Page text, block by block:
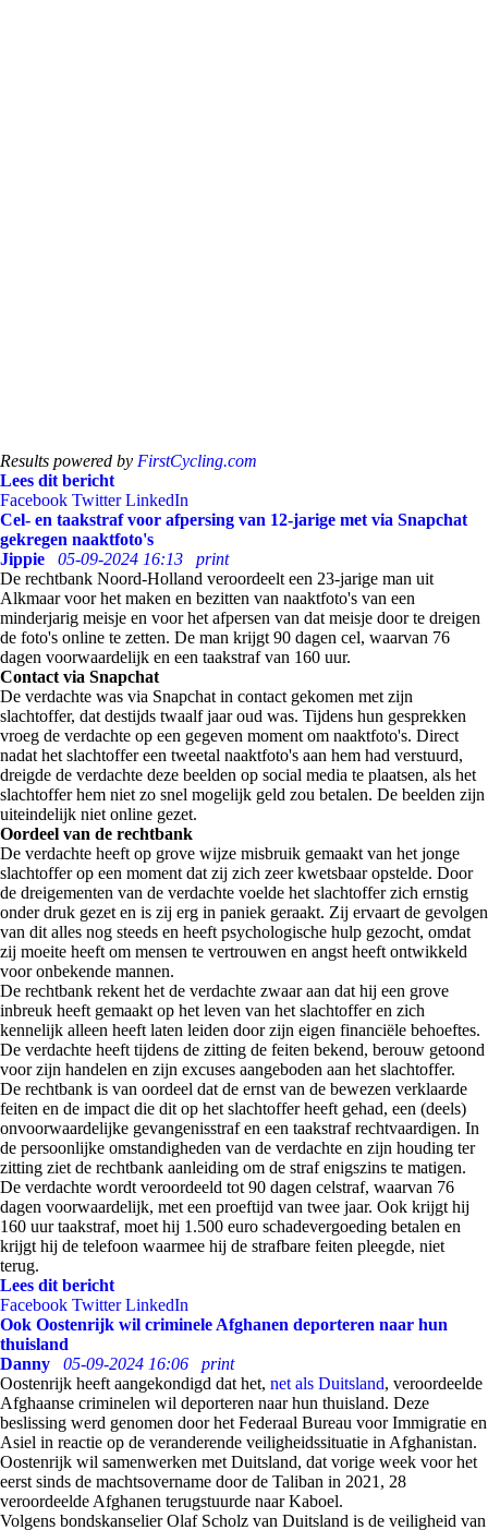
Results powered by FirstCycling.com
Lees dit bericht
Facebook Twitter LinkedIn
Cel- en taakstraf voor afpersing van 12-jarige met via Snapchat
gekregen naaktfoto's
Jippie
05-09-2024 16:13
print
De rechtbank Noord-Holland veroordeelt een 23-jarige man uit
Alkmaar voor het maken en bezitten van naaktfoto's van een
minderjarig meisje en voor het afpersen van dat meisje door te dreigen
de foto's online te zetten. De man krijgt 90 dagen cel, waarvan 76
dagen voorwaardelijk en een taakstraf van 160 uur.
Contact via Snapchat
De verdachte was via Snapchat in contact gekomen met zijn
slachtoffer, dat destijds twaalf jaar oud was. Tijdens hun gesprekken
vroeg de verdachte op een gegeven moment om naaktfoto's. Direct
nadat het slachtoffer een tweetal naaktfoto's aan hem had verstuurd,
dreigde de verdachte deze beelden op social media te plaatsen, als het
slachtoffer hem niet zo snel mogelijk geld zou betalen. De beelden zijn
uiteindelijk niet online gezet.
Oordeel van de rechtbank
De verdachte heeft op grove wijze misbruik gemaakt van het jonge
slachtoffer op een moment dat zij zich zeer kwetsbaar opstelde. Door
de dreigementen van de verdachte voelde het slachtoffer zich ernstig
onder druk gezet en is zij erg in paniek geraakt. Zij ervaart de gevolgen
van dit alles nog steeds en heeft psychologische hulp gezocht, omdat
zij moeite heeft om mensen te vertrouwen en angst heeft ontwikkeld
voor onbekende mannen.
De rechtbank rekent het de verdachte zwaar aan dat hij een grove
inbreuk heeft gemaakt op het leven van het slachtoffer en zich
kennelijk alleen heeft laten leiden door zijn eigen financiële behoeftes.
De verdachte heeft tijdens de zitting de feiten bekend, berouw getoond
voor zijn handelen en zijn excuses aangeboden aan het slachtoffer.
De rechtbank is van oordeel dat de ernst van de bewezen verklaarde
feiten en de impact die dit op het slachtoffer heeft gehad, een (deels)
onvoorwaardelijke gevangenisstraf en een taakstraf rechtvaardigen. In
de persoonlijke omstandigheden van de verdachte en zijn houding ter
zitting ziet de rechtbank aanleiding om de straf enigszins te matigen.
De verdachte wordt veroordeeld tot 90 dagen celstraf, waarvan 76
dagen voorwaardelijk, met een proeftijd van twee jaar. Ook krijgt hij
160 uur taakstraf, moet hij 1.500 euro schadevergoeding betalen en
krijgt hij de telefoon waarmee hij de strafbare feiten pleegde, niet
terug.
Lees dit bericht
Facebook Twitter LinkedIn
Ook Oostenrijk wil criminele Afghanen deporteren naar hun
thuisland
Danny
05-09-2024 16:06
print
Oostenrijk heeft aangekondigd dat het, net als Duitsland, veroordeelde
Afghaanse criminelen wil deporteren naar hun thuisland. Deze
beslissing werd genomen door het Federaal Bureau voor Immigratie en
Asiel in reactie op de veranderende veiligheidssituatie in Afghanistan.
Oostenrijk wil samenwerken met Duitsland, dat vorige week voor het
eerst sinds de machtsovername door de Taliban in 2021, 28
veroordeelde Afghanen terugstuurde naar Kaboel.
Volgens bondskanselier Olaf Scholz van Duitsland is de veiligheid van